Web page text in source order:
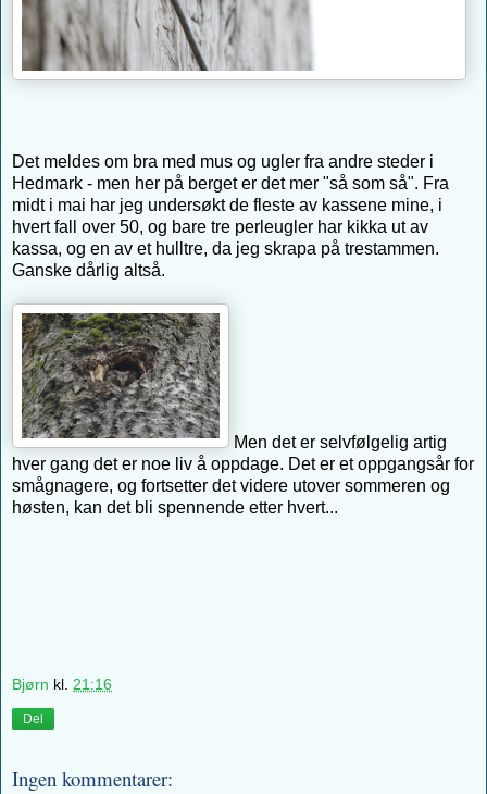
Det meldes om bra med mus og ugler fra andre steder i
Hedmark - men her på berget er det mer "så som så". Fra
midt i mai har jeg undersøkt de fleste av kassene mine, i
hvert fall over 50, og bare tre perleugler har kikka ut av
kassa, og en av et hulltre, da jeg skrapa på trestammen.
Ganske dårlig altså.
Men det er selvfølgelig artig
hver gang det er noe liv å oppdage. Det er et oppgangsår for
smågnagere, og fortsetter det videre utover sommeren og
høsten, kan det bli spennende etter hvert...
Bjørn kl. 21:16
Del
Ingen kommentarer: